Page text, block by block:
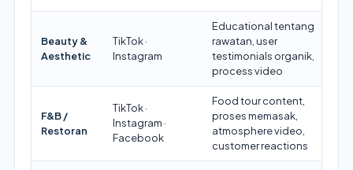
Beauty &
Aesthetic
TikTok ·
Instagram
Educational tentang
rawatan, user
testimonials organik,
process video
F&B /
Restoran
TikTok ·
Instagram ·
Facebook
Food tour content,
proses memasak,
atmosphere video,
customer reactions